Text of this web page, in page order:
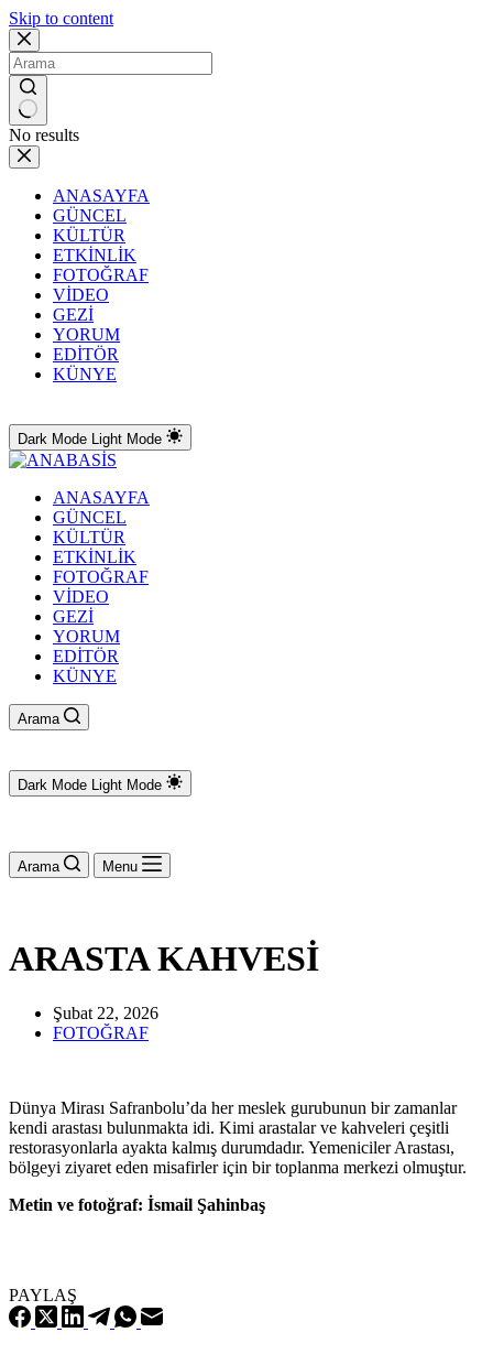
Skip to content
No results
ANASAYFA
GÜNCEL
KÜLTÜR
ETKİNLİK
FOTOĞRAF
VİDEO
GEZİ
YORUM
EDİTÖR
KÜNYE
Dark Mode Light Mode
ANASAYFA
GÜNCEL
KÜLTÜR
ETKİNLİK
FOTOĞRAF
VİDEO
GEZİ
YORUM
EDİTÖR
KÜNYE
Arama
Dark Mode Light Mode
Arama Menu
ARASTA KAHVESİ
Şubat 22, 2026
FOTOĞRAF
Dünya Mirası Safranbolu’da her meslek gurubunun bir zamanlar
kendi arastası bulunmakta idi. Kimi arastalar ve kahveleri çeşitli
restorasyonlarla ayakta kalmış durumdadır. Yemeniciler Arastası,
bölgeyi ziyaret eden misafirler için bir toplanma merkezi olmuştur.
Metin ve fotoğraf: İsmail Şahinbaş
PAYLAŞ